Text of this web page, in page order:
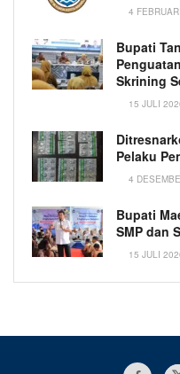
4
Bupati
Skrining
15 JULI
Pelaku
4
Bupati
SMP dan
15 JULI